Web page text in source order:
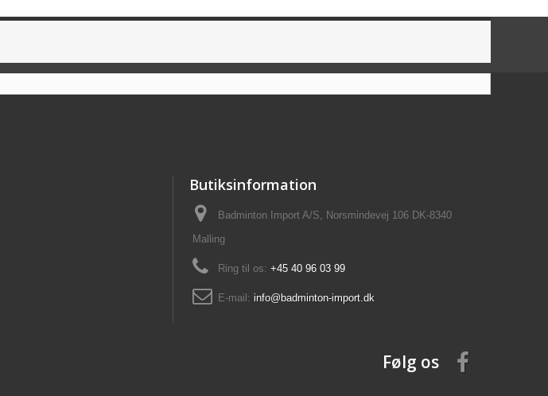
Butiksinformation
Badminton Import A/S, Norsmindevej 106 DK-8340
Malling
Ring til os: +45 40 96 03 99
E-mail: info@badminton-import.dk
Følg os